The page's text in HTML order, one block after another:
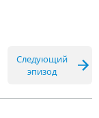
Следующий
эпизод